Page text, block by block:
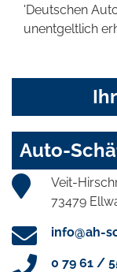
'Deutschen
unentgeltlich
Auto-
Veit-
73479
info@ah-
0 79 61 /